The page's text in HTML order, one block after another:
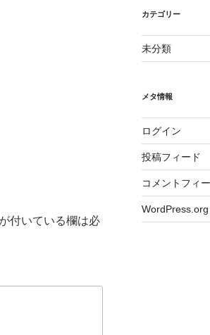
が付いている欄は必
カテゴリー
未分類
メタ情報
ログイン
投稿フィード
コメントフィ
WordPress.org